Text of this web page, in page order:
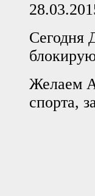
Сегодня
Желаем
спорта,